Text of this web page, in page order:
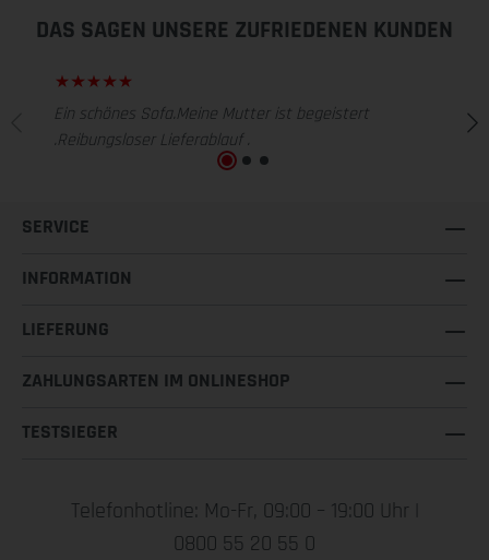
DAS SAGEN UNSERE ZUFRIEDENEN KUNDEN
Ein schönes Sofa.Meine Mutter ist begeistert
.Reibungsloser Lieferablauf .
SERVICE
INFORMATION
LIEFERUNG
ZAHLUNGSARTEN IM ONLINESHOP
TESTSIEGER
Telefonhotline: Mo-Fr, 09:00 – 19:00 Uhr |
0800 55 20 55 0